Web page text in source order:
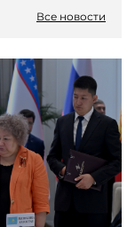
Все новости